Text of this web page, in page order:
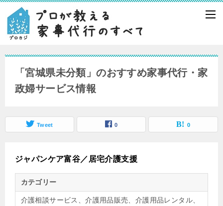
「宮城県未分類」のおすすめ家事代行・家
政婦サービス情報
Tweet 0 0
ジャパンケア富谷／居宅介護支援
カテゴリー
介護相談サービス、介護用品販売、介護用品レンタル、